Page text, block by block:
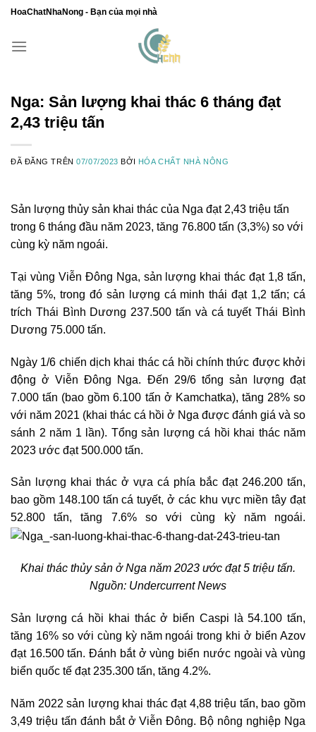
Chuyển
nội
HoaChatNhaNong - Bạn của mọi nhà
Nga: Sản lượng khai thác 6 tháng đạt
2,43 triệu tấn
ĐÃ ĐĂNG TRÊN07/07/2023 BỞI HÓA CHẤT NHÀ NÔNG
Sản lượng thủy sản khai thác của Nga đạt 2,43 triệu tấn
trong 6 tháng đầu năm 2023, tăng 76.800 tấn (3,3%) so với
cùng kỳ năm ngoái.
Tại vùng Viễn Đông Nga, sản lượng khai thác đạt 1,8 tấn,
tăng 5%, trong đó sản lượng cá minh thái đạt 1,2 tấn; cá
trích Thái Bình Dương 237.500 tấn và cá tuyết Thái Bình
Dương 75.000 tấn.
Ngày 1/6 chiến dịch khai thác cá hồi chính thức được khởi
động ở Viễn Đông Nga. Đến 29/6 tổng sản lượng đạt
7.000 tấn (bao gồm 6.100 tấn ở Kamchatka), tăng 28% so
với năm 2021 (khai thác cá hồi ở Nga được đánh giá và so
sánh 2 năm 1 lần). Tổng sản lượng cá hồi khai thác năm
2023 ước đạt 500.000 tấn.
Sản lượng khai thác ở vựa cá phía bắc đạt 246.200 tấn,
bao gồm 148.100 tấn cá tuyết, ở các khu vực miền tây đạt
52.800 tấn, tăng 7.6% so với cùng kỳ năm ngoái.
Khai thác thủy sản ở Nga năm 2023 ước đạt 5 triệu tấn.
Nguồn: Undercurrent News
Sản lượng cá hồi khai thác ở biển Caspi là 54.100 tấn,
tăng 16% so với cùng kỳ năm ngoái trong khi ở biển Azov
đạt 16.500 tấn. Đánh bắt ở vùng biển nước ngoài và vùng
biển quốc tế đạt 235.300 tấn, tăng 4.2%.
Năm 2022 sản lượng khai thác đạt 4,88 triệu tấn, bao gồm
3,49 triệu tấn đánh bắt ở Viễn Đông. Bộ nông nghiệp Nga